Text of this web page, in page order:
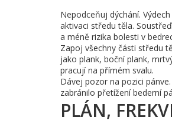
Nepodceňuj dýchání.
aktivaci středu těla.
a méně rizika bolesti v
Zapoj všechny části středu
jako plank, boční plank,
pracují na přímém svalu.
Dávej pozor na pozici
zabránilo přetížení bederní
PLÁN,